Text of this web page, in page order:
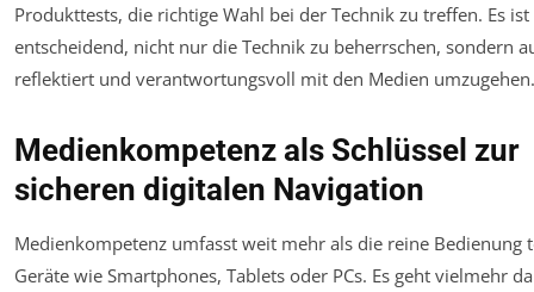
Produkttests, die richtige Wahl bei der Technik zu treffen. Es ist
entscheidend, nicht nur die Technik zu beherrschen, sondern
reflektiert und verantwortungsvoll mit den Medien umzugehen.
Medienkompetenz als Schlüssel zur
sicheren digitalen Navigation
Medienkompetenz umfasst weit mehr als die reine Bedienung
Geräte wie Smartphones, Tablets oder PCs. Es geht vielmehr